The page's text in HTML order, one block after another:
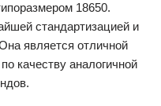
18650.
стандартизацией и
является отличной
качеству аналогичной